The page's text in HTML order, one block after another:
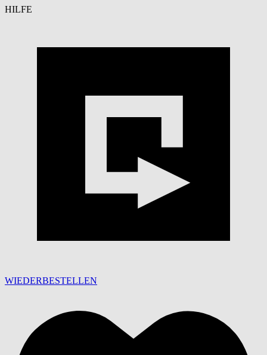
HILFE
WIEDERBESTELLEN